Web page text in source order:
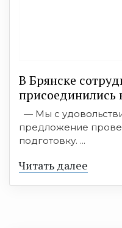
В Брянске
— Мы с
предложение
подготовку. ...
Читать далее